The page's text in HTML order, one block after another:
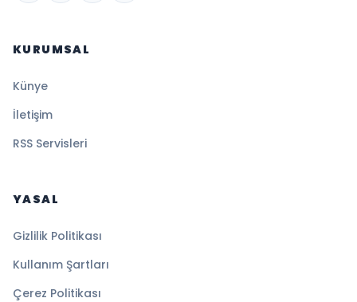
KURUMSAL
Künye
İletişim
RSS Servisleri
YASAL
Gizlilik Politikası
Kullanım Şartları
Çerez Politikası